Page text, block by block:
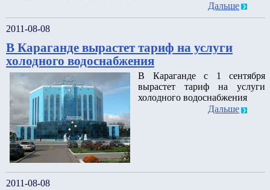
Дальше
2011-08-08
В Караганде вырастет тариф на услуги
холодного водоснабжения
В Караганде с 1 сентября
вырастет тариф на услуги
холодного водоснабжения
Дальше
2011-08-08